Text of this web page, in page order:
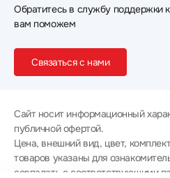
Обратитесь в службу поддержки
вам поможем
Связаться с нами
Сайт носит информационный
публичной офертой.
Цена, внешний вид, цвет,
товаров указаны для
совпадать с соответствующими